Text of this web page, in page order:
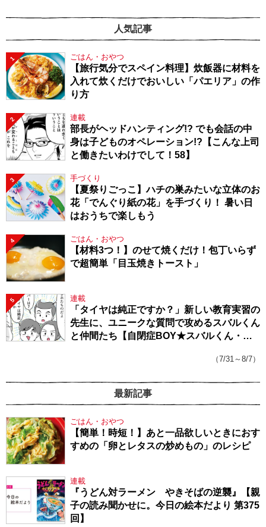
人気記事
1 ごはん・おやつ
【旅行気分でスペイン料理】炊飯器に材料を
入れて炊くだけでおいしい「パエリア」の作
り方
2 連載
部長がヘッドハンティング!? でも会話の中
身は子どものオペレーション!?【こんな上司
と働きたいわけでして！58】
3 手づくり
【夏祭りごっこ】ハチの巣みたいな立体のお
花「でんぐり紙の花」を手づくり！ 暑い日
はおうちで楽しもう
4 ごはん・おやつ
【材料3つ！】のせて焼くだけ！包丁いらず
で超簡単「目玉焼きトースト」
5 連載
「タイヤは純正ですか？」新しい教育実習の
先生に、ユニークな質問で攻めるスバルくん
と仲間たち【自閉症BOY★スバルくん・
（7/31～8/7）
最新記事
ごはん・おやつ
【簡単！時短！】あと一品欲しいときにおす
すめの「卵とレタスの炒めもの」のレシピ
連載
『うどん対ラーメン やきそばの逆襲』【親
子の読み聞かせに。今日の絵本だより 第375
回】